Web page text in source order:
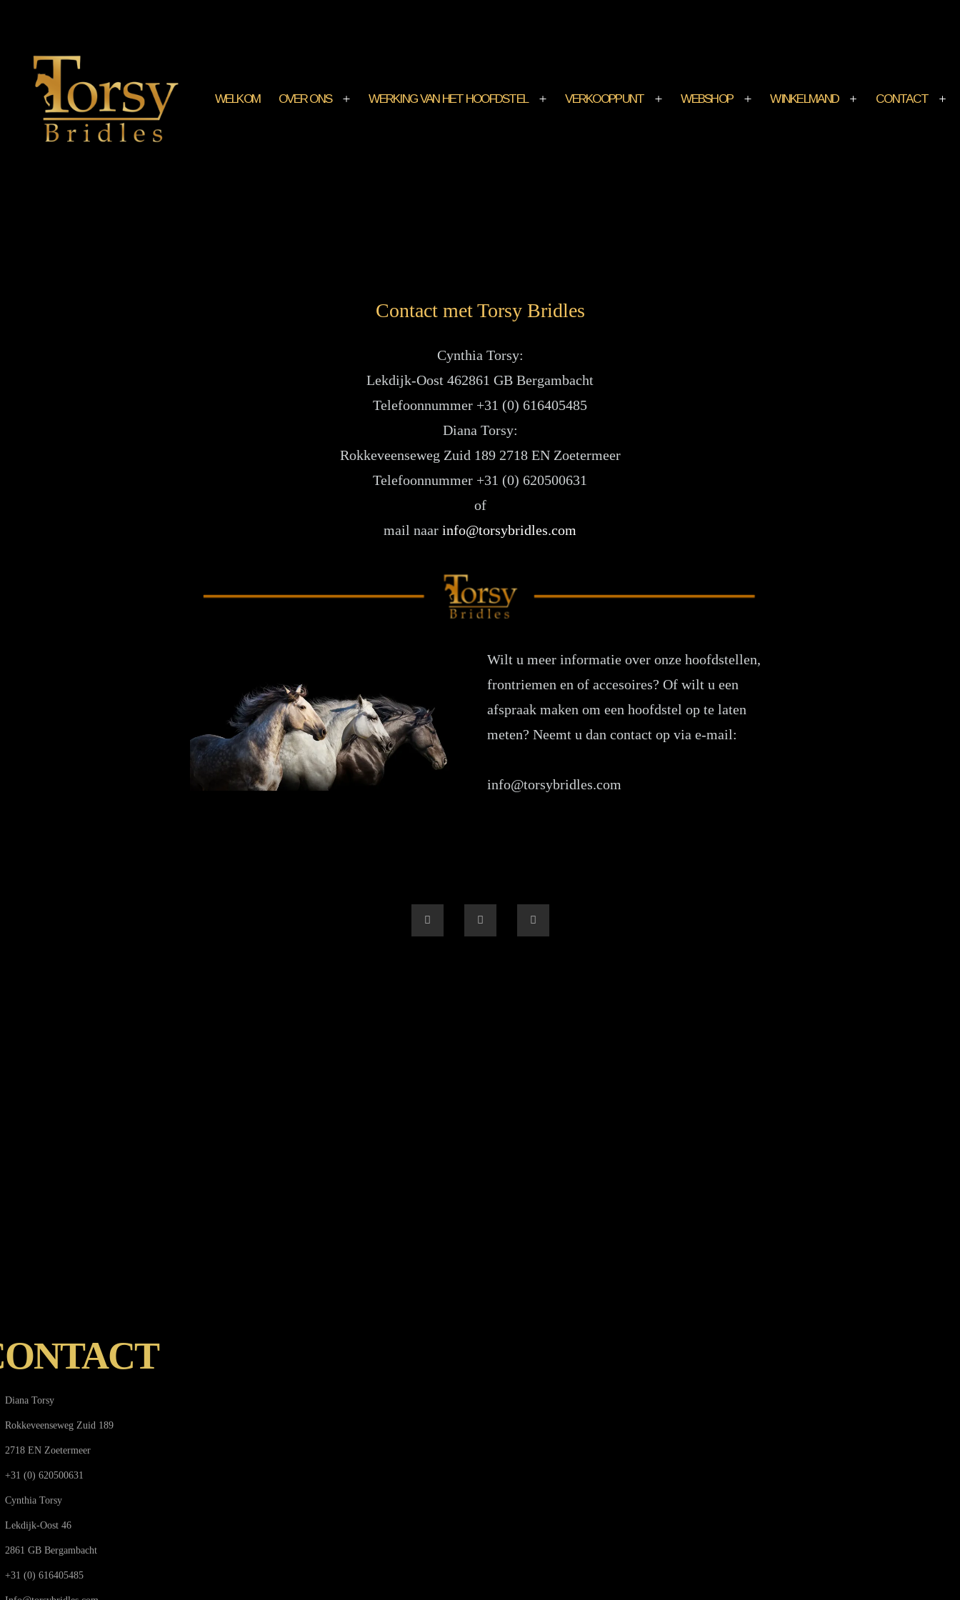
WELKOM OVER ONS WERKING VAN HET HOOFDSTEL VERKOOPPUNT WEBSHOP WINKELMAND CONTACT
Contact met Torsy Bridles
Cynthia Torsy:
Lekdijk-Oost 462861 GB Bergambacht
Telefoonnummer +31 (0) 616405485
Diana Torsy:
Rokkeveenseweg Zuid 189 2718 EN Zoetermeer
Telefoonnummer +31 (0) 620500631
of
mail naar info@torsybridles.com
Wilt u meer informatie over onze hoofdstellen,
frontriemen en of accesoires? Of wilt u een
afspraak maken om een hoofdstel op te laten
meten? Neemt u dan contact op via e-mail:
info@torsybridles.com
Diana Torsy
Rokkeveenseweg Zuid 189
2718 EN Zoetermeer
+31 (0) 620500631
Cynthia Torsy
Lekdijk-Oost 46
2861 GB Bergambacht
+31 (0) 616405485